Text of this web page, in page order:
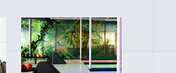
08:00-21:00